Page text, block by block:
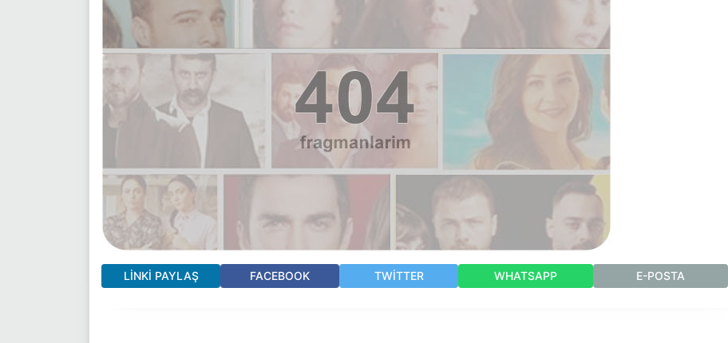
LINKI PAYLAŞ FACEBOOK TWITTER WHATSAPP E-POSTA